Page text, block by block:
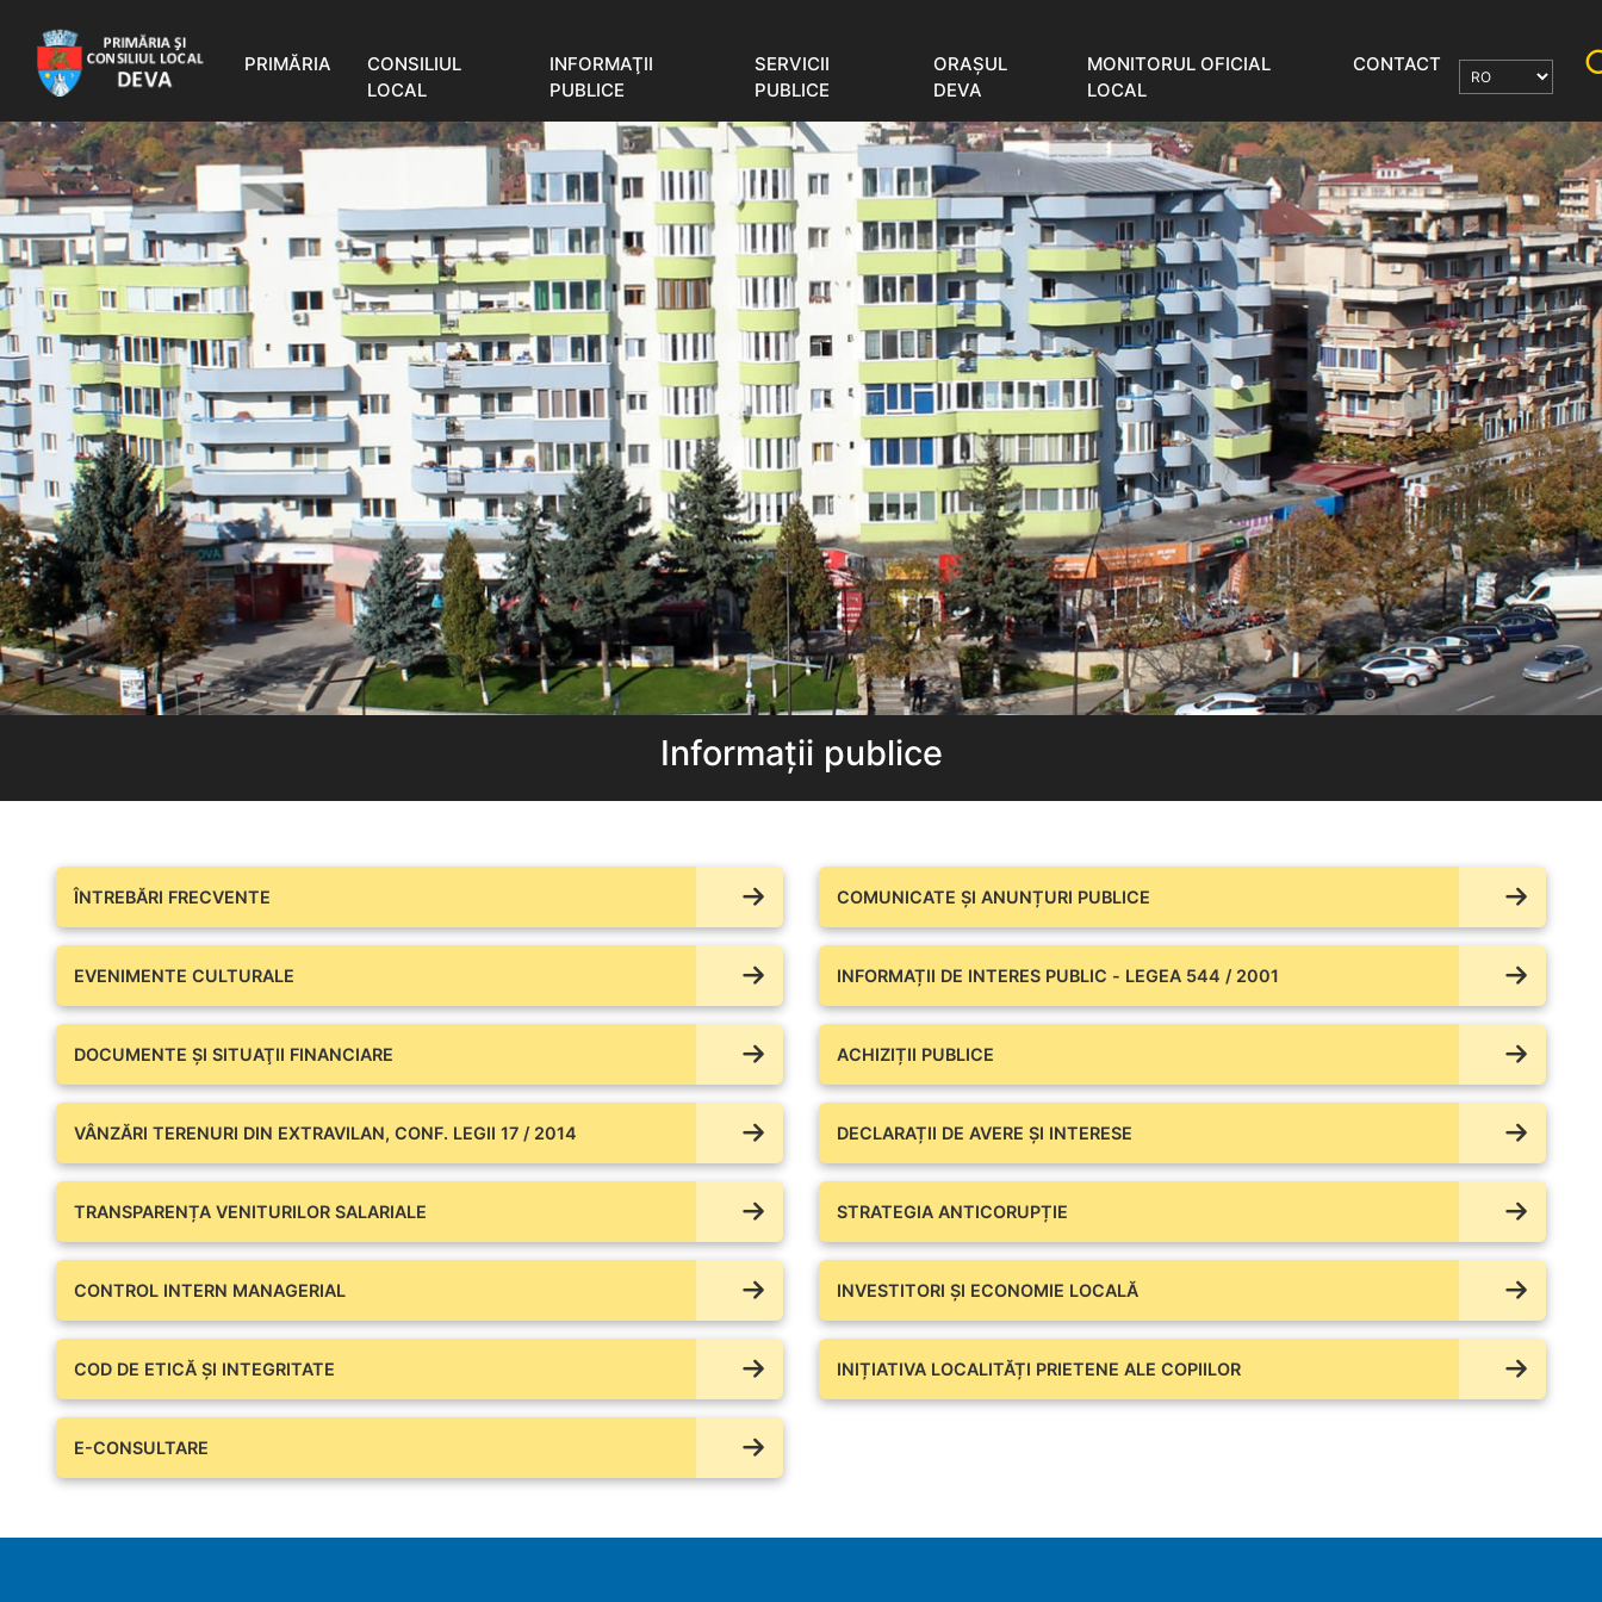
PRIMĂRIA
CONSILIUL
LOCAL
INFORMAŢII
PUBLICE
SERVICII
PUBLICE
ORAŞUL
DEVA
MONITORUL OFICIAL
LOCAL
CONTACT
Informații publice
ÎNTREBĂRI FRECVENTE COMUNICATE ŞI ANUNȚURI PUBLICE
EVENIMENTE CULTURALE INFORMAȚII DE INTERES PUBLIC - LEGEA 544 / 2001
DOCUMENTE ŞI SITUAŢII FINANCIARE ACHIZIȚII PUBLICE
VÂNZĂRI TERENURI DIN EXTRAVILAN, CONF. LEGII 17 / 2014 DECLARAȚII DE AVERE ŞI INTERESE
TRANSPARENȚA VENITURILOR SALARIALE STRATEGIA ANTICORUPȚIE
CONTROL INTERN MANAGERIAL INVESTITORI ȘI ECONOMIE LOCALĂ
COD DE ETICĂ ȘI INTEGRITATE INIȚIATIVA LOCALITĂȚI PRIETENE ALE COPIILOR
E-CONSULTARE